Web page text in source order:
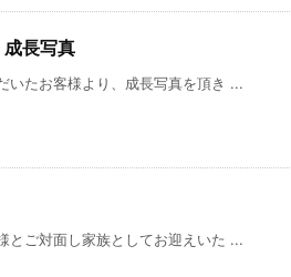
長写真
いたお客様より、成長写真を頂き ...
とご対面し家族としてお迎えいた ...